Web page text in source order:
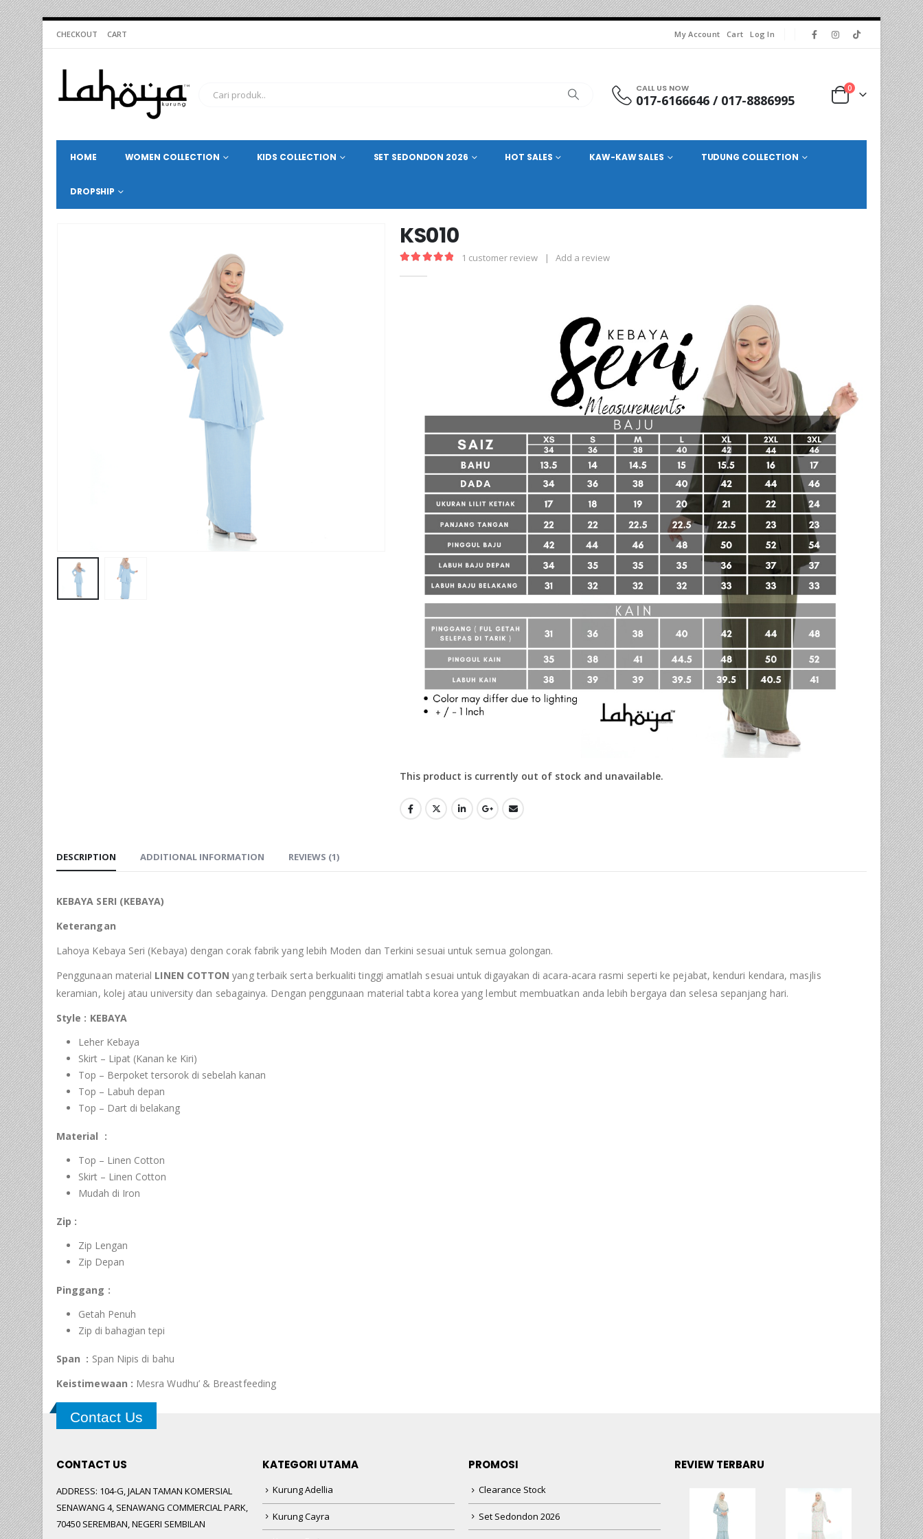
CHECKOUT CART My Account Cart Log In
CALL US NOW
017-6166646 / 017-8886995
0
HOME WOMEN COLLECTION KIDS COLLECTION SET SEDONDON 2026 HOT SALES KAW-KAW SALES TUDUNG COLLECTION
DROPSHIP
KS010
1 customer review | Add a review
This product is currently out of stock and unavailable.
DESCRIPTION ADDITIONAL INFORMATION REVIEWS (1)
KEBAYA SERI (KEBAYA)
Keterangan
Lahoya Kebaya Seri (Kebaya) dengan corak fabrik yang lebih Moden dan Terkini sesuai untuk semua golongan.
Penggunaan material LINEN COTTON yang terbaik serta berkualiti tinggi amatlah sesuai untuk digayakan di acara-acara rasmi seperti ke pejabat, kenduri kendara, masjlis
keramian, kolej atau university dan sebagainya. Dengan penggunaan material tabta korea yang lembut membuatkan anda lebih bergaya dan selesa sepanjang hari.
Style : KEBAYA
Leher Kebaya
Skirt – Lipat (Kanan ke Kiri)
Top – Berpoket tersorok di sebelah kanan
Top – Labuh depan
Top – Dart di belakang
Material :
Top – Linen Cotton
Skirt – Linen Cotton
Mudah di Iron
Zip :
Zip Lengan
Zip Depan
Pinggang :
Getah Penuh
Zip di bahagian tepi
Span : Span Nipis di bahu
Keistimewaan : Mesra Wudhu’ & Breastfeeding
Contact Us
CONTACT US
ADDRESS: 104-G, JALAN TAMAN KOMERSIAL
SENAWANG 4, SENAWANG COMMERCIAL PARK,
70450 SEREMBAN, NEGERI SEMBILAN
KATEGORI UTAMA
Kurung Adellia
Kurung Cayra
PROMOSI
Clearance Stock
Set Sedondon 2026
REVIEW TERBARU